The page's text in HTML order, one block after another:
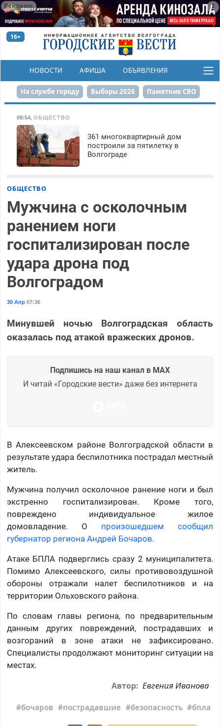
Реклама
16+
НОВОСТИ АФИША ОБЪЯВЛЕНИЯ
КОНКУРСЫ
На службе городу Выборы 2026 Памятник СВО
Набережная День Победы Реконструкция ЦПКиО
80-летие Победы Парк Героев-летчиков
09:54, ОБЩЕСТВО
361 многоквартирный дом
построили за пятилетку в
Волгограде
ОБЩЕСТВО
Мужчина с осколочным
ранением ноги
госпитализирован после
удара дрона под
Волгоградом
30 Апр07:36
Минувшей ночью Волгоградская область
оказалась под атакой вражеских дронов.
Подпишись на наш канал в MAX
И читай «Городские вести» даже без интернета
В Алексеевском районе Волгоградской области в
результате удара беспилотника пострадал местный
житель.
Мужчина получил осколочное ранение ноги и был
экстренно госпитализирован. Кроме того,
повреждено индивидуальное жилое
домовладение. О произошедшем сообщил
губернатор региона Андрей Бочаров.
Атаке БПЛА подверглись сразу 2 муниципалитета.
Помимо Алексеевского, силы противовоздушной
обороны отражали налет беспилотников и на
территории Ольховского района.
По словам главы региона, по предварительным
данным других повреждений, пострадавших и
возгораний в зоне атаки не зафиксировано.
Специалисты продолжают мониторинг ситуации на
местах.
Автор: Евгения Иванова
бочаров пострадавшие безопасность бпла